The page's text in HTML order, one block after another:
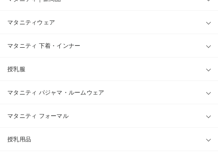
マタニティウェア
マタニティ 下着・インナー
授乳服
マタニティ パジャマ・ルームウェア
マタニティ フォーマル
授乳用品